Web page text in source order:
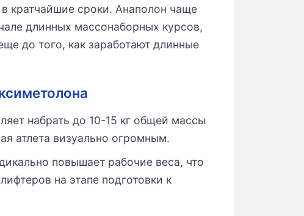
кратчайшие сроки. Анаполон чаще
длинных массонаборных курсов,
до того, как заработают длинные
набрать до 10-15 кг общей массы
атлета визуально огромным.
повышает рабочие веса, что
на этапе подготовки к